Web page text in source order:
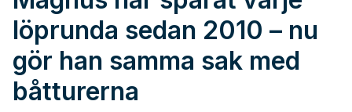
löprunda sedan 2010 – nu
gör han samma sak med
båtturerna